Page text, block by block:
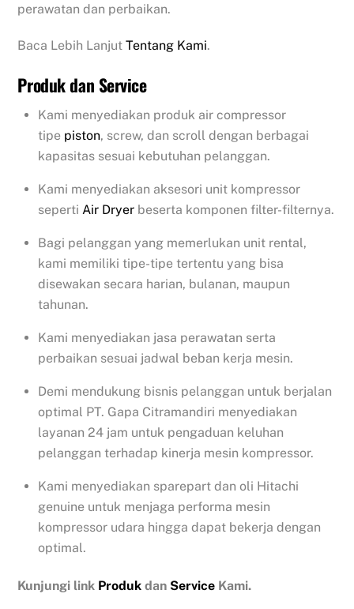
perawatan dan perbaikan.
Baca Lebih LanjutTentang Kami.
Produk dan Service
Kami menyediakan produk air compressor
tipe piston, screw, dan scroll dengan berbagai
kapasitas sesuai kebutuhan pelanggan.
Kami menyediakan aksesori unit kompressor
seperti Air Dryer beserta komponen filter-filternya.
Bagi pelanggan yang memerlukan unit rental,
kami memiliki tipe-tipe tertentu yang bisa
disewakan secara harian, bulanan, maupun
tahunan.
Kami menyediakan jasa perawatan serta
perbaikan sesuai jadwal beban kerja mesin.
Demi mendukung bisnis pelanggan untuk berjalan
optimal PT. Gapa Citramandiri menyediakan
layanan 24 jam untuk pengaduan keluhan
pelanggan terhadap kinerja mesin kompressor.
Kami menyediakan sparepart dan oli Hitachi
genuine untuk menjaga performa mesin
kompressor udara hingga dapat bekerja dengan
optimal.
Kunjungi link Produk dan Service Kami.